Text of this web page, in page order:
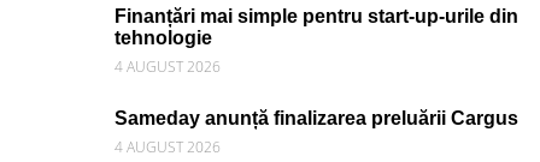
Finanțări mai simple pentru start-up-urile din
tehnologie
4 AUGUST 2026
Sameday anunță finalizarea preluării Cargus
4 AUGUST 2026